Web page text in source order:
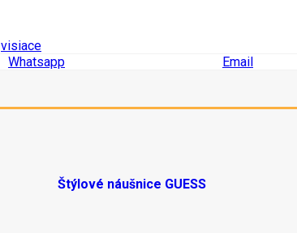
visiace
Whatsapp Email
Štýlové náušnice GUESS